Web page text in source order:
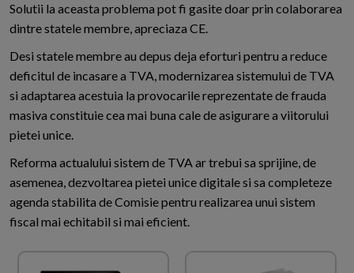
Solutii la aceasta problema pot fi gasite doar prin colaborarea
dintre statele membre, apreciaza CE.
Desi statele membre au depus deja eforturi pentru a reduce
deficitul de incasare a TVA, modernizarea sistemului de TVA
si adaptarea acestuia la provocarile reprezentate de frauda
masiva constituie cea mai buna cale de asigurare a viitorului
pietei unice.
Reforma actualului sistem de TVA ar trebui sa sprijine, de
asemenea, dezvoltarea pietei unice digitale si sa completeze
agenda stabilita de Comisie pentru realizarea unui sistem
fiscal mai echitabil si mai eficient.